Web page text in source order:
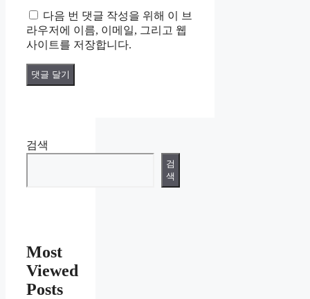
이
트
다음 번 댓글 작성을 위해 이 브
라우저에 이름, 이메일, 그리고 웹
사이트를 저장합니다.
검색
검
색
Most
Viewed
Posts